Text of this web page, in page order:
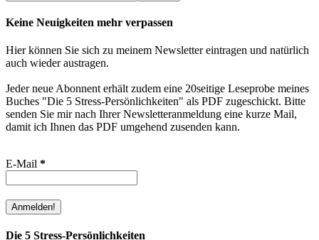
Keine Neuigkeiten mehr verpassen
Hier können Sie sich zu meinem Newsletter eintragen und natürlich
auch wieder austragen.
Jeder neue Abonnent erhält zudem eine 20seitige Leseprobe meines
Buches "Die 5 Stress-Persönlichkeiten" als PDF zugeschickt. Bitte
senden Sie mir nach Ihrer Newsletteranmeldung eine kurze Mail,
damit ich Ihnen das PDF umgehend zusenden kann.
E-Mail *
Die 5 Stress-Persönlichkeiten